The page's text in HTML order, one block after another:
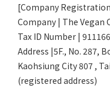
[Company
Company | The Vegan
Tax ID Number |
Address |5F., No. 287,
Kaohsiung City 807 ,
(registered address)